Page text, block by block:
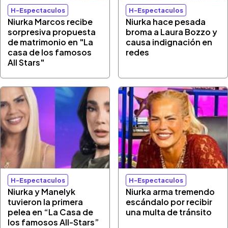
H-Espectaculos
Niurka Marcos recibe
sorpresiva propuesta
de matrimonio en "La
casa de los famosos
All Stars"
H-Espectaculos
Niurka hace pesada
broma a Laura Bozzo y
causa indignación en
redes
H-Espectaculos
Niurka y Manelyk
tuvieron la primera
pelea en “La Casa de
los famosos All-Stars”
H-Espectaculos
Niurka arma tremendo
escándalo por recibir
una multa de tránsito